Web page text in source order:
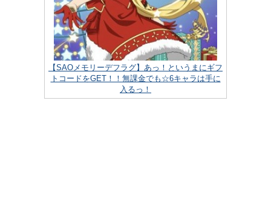
【SAOメモリーデフラグ】あっ！というまにギフ
トコードをGET！！無課金でも☆6キャラは手に
入るっ！